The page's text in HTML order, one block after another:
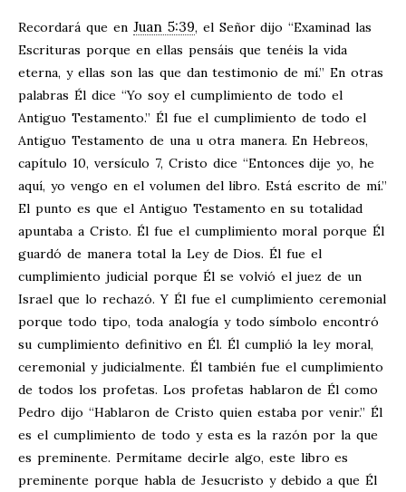
Recordará que en Juan 5:39, el Señor dijo “Examinad las
Escrituras porque en ellas pensáis que tenéis la vida
eterna, y ellas son las que dan testimonio de mí.” En otras
palabras Él dice “Yo soy el cumplimiento de todo el
Antiguo Testamento.” Él fue el cumplimiento de todo el
Antiguo Testamento de una u otra manera. En Hebreos,
capítulo 10, versículo 7, Cristo dice “Entonces dije yo, he
aquí, yo vengo en el volumen del libro. Está escrito de mí.”
El punto es que el Antiguo Testamento en su totalidad
apuntaba a Cristo. Él fue el cumplimiento moral porque Él
guardó de manera total la Ley de Dios. Él fue el
cumplimiento judicial porque Él se volvió el juez de un
Israel que lo rechazó. Y Él fue el cumplimiento ceremonial
porque todo tipo, toda analogía y todo símbolo encontró
su cumplimiento definitivo en Él. Él cumplió la ley moral,
ceremonial y judicialmente. Él también fue el cumplimiento
de todos los profetas. Los profetas hablaron de Él como
Pedro dijo “Hablaron de Cristo quien estaba por venir.” Él
es el cumplimiento de todo y esta es la razón por la que
es preminente. Permítame decirle algo, este libro es
preminente porque habla de Jesucristo y debido a que Él